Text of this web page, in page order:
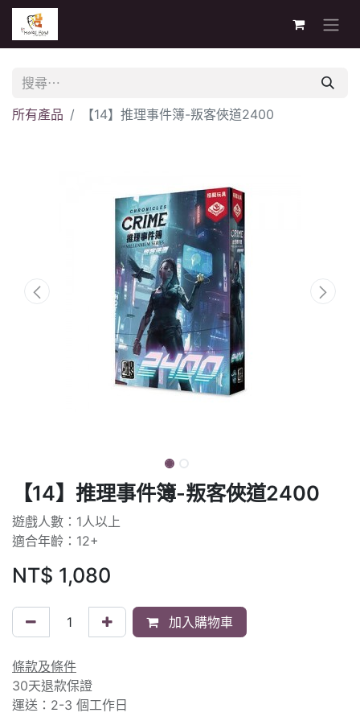
所有產品 【14】推理事件簿-叛客俠道2400
【14】推理事件簿-叛客俠道2400
遊戲人數：1人以上
適合年齡：12+
NT$ 1,080
加入購物車
條款及條件
30天退款保證
運送：2-3 個工作日